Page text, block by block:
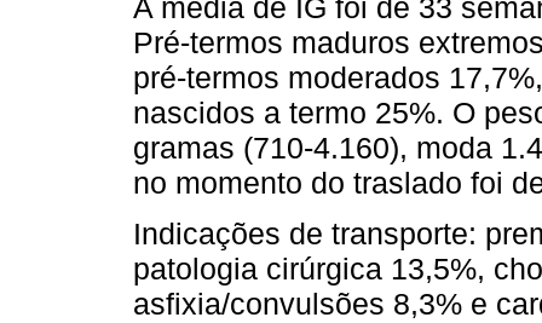
A média de IG foi de 33
Pré-termos maduros
pré-termos moderados
nascidos a termo 25%. O
gramas (710-4.160), moda
no momento do traslado foi
Indicações de transporte:
patologia cirúrgica 13,5%,
asfixia/convulsões 8,3% e